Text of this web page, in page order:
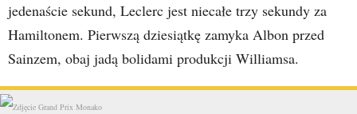
jedenaście sekund, Leclerc jest niecałe trzy sekundy za
Hamiltonem. Pierwszą dziesiątkę zamyka Albon przed
Sainzem, obaj jadą bolidami produkcji Williamsa.